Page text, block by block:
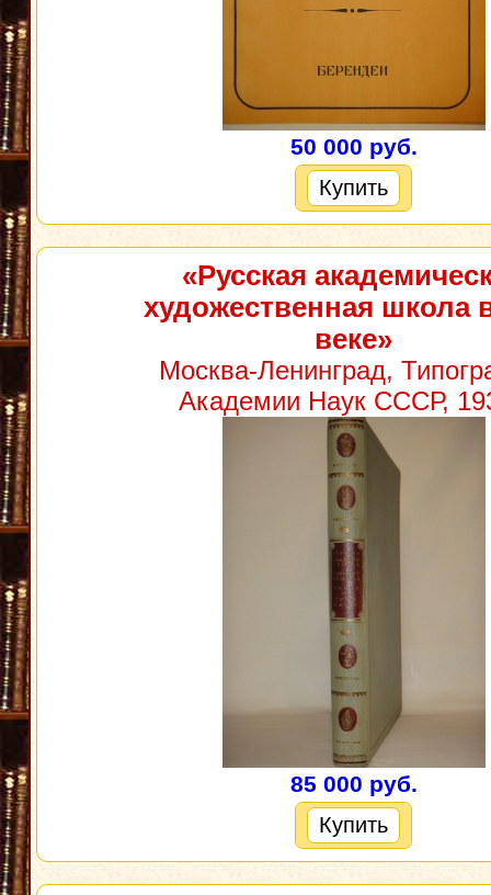
50 000 руб.
Купить
«Русская
художественная школа
веке»
Москва-Ленинград,
Академии Наук СССР,
85 000 руб.
Купить